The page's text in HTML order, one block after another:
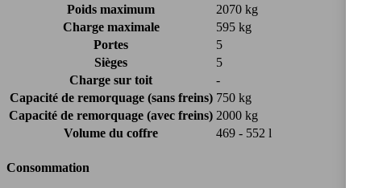
Poids maximum
2070 kg
Charge maximale
595 kg
Portes
5
Sièges
5
Charge sur toit
-
Capacité de remorquage (sans freins) 750 kg
Capacité de remorquage (avec freins) 2000 kg
Volume du coffre
469 - 552 l
Consommation